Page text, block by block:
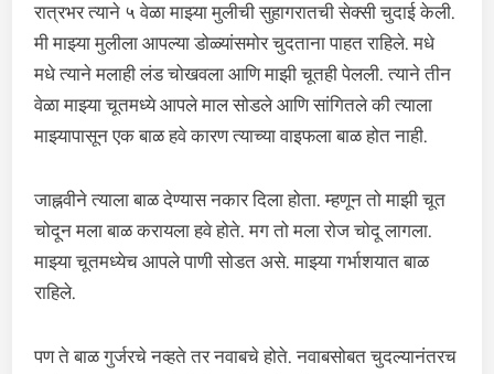
रात्रभर त्याने ५ वेळा माझ्या मुलीची सुहागरातची सेक्सी चुदाई केली.
मी माझ्या मुलीला आपल्या डोळ्यांसमोर चुदताना पाहत राहिले. मधे
मधे त्याने मलाही लंड चोखवला आणि माझी चूतही पेलली. त्याने तीन
वेळा माझ्या चूतमध्ये आपले माल सोडले आणि सांगितले की त्याला
माझ्यापासून एक बाळ हवे कारण त्याच्या वाइफला बाळ होत नाही.
जाह्नवीने त्याला बाळ देण्यास नकार दिला होता. म्हणून तो माझी चूत
चोदून मला बाळ करायला हवे होते. मग तो मला रोज चोदू लागला.
माझ्या चूतमध्येच आपले पाणी सोडत असे. माझ्या गर्भाशयात बाळ
राहिले.
पण ते बाळ गुर्जरचे नव्हते तर नवाबचे होते. नवाबसोबत चुदल्यानंतरच